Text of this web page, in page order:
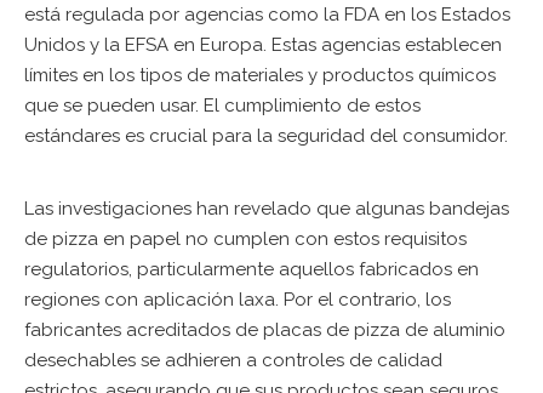
está regulada por agencias como la FDA en los Estados
Unidos y la EFSA en Europa. Estas agencias establecen
límites en los tipos de materiales y productos químicos
que se pueden usar. El cumplimiento de estos
estándares es crucial para la seguridad del consumidor.
Las investigaciones han revelado que algunas bandejas
de pizza en papel no cumplen con estos requisitos
regulatorios, particularmente aquellos fabricados en
regiones con aplicación laxa. Por el contrario, los
fabricantes acreditados de placas de pizza de aluminio
desechables se adhieren a controles de calidad